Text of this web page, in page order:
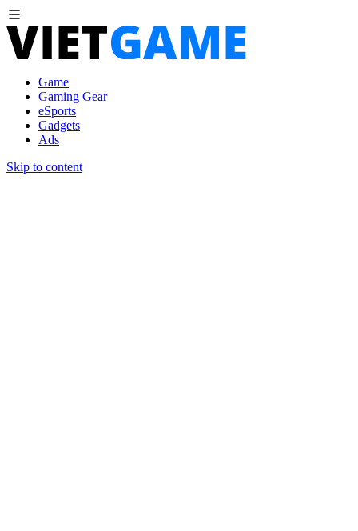
Game
Gaming Gear
eSports
Gadgets
Ads
Skip to content